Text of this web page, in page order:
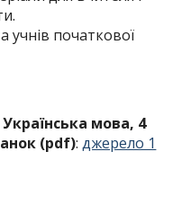
учнів початкової
мова, 4
(pdf):джерело 1